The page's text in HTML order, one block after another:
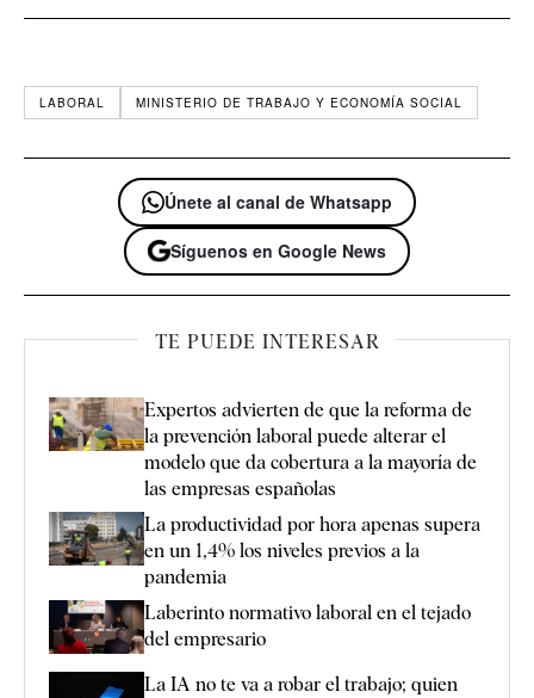
LABORAL MINISTERIO DE TRABAJO Y ECONOMÍA SOCIAL
Únete al canal de Whatsapp
Síguenos en Google News
TE PUEDE INTERESAR
Expertos advierten de que la reforma de
la prevención laboral puede alterar el
modelo que da cobertura a la mayoría de
las empresas españolas
La productividad por hora apenas supera
en un 1,4% los niveles previos a la
pandemia
Laberinto normativo laboral en el tejado
del empresario
La IA no te va a robar el trabajo; quien